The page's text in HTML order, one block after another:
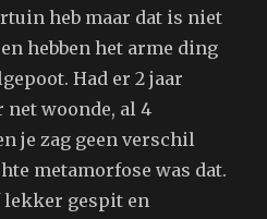
heb maar dat is niet
hebben het arme ding
Had er 2 jaar
net woonde, al 4
je zag geen verschil
metamorfose was dat.
lekker gespit en